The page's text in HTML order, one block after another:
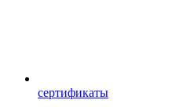
сертификаты